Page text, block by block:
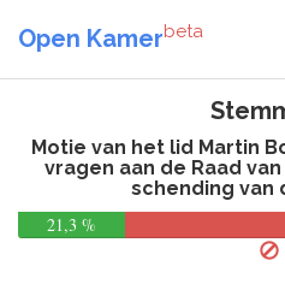
Open Kamerbeta
Motie van het lid Martin
vragen aan de Raad
schending van
21,3 %